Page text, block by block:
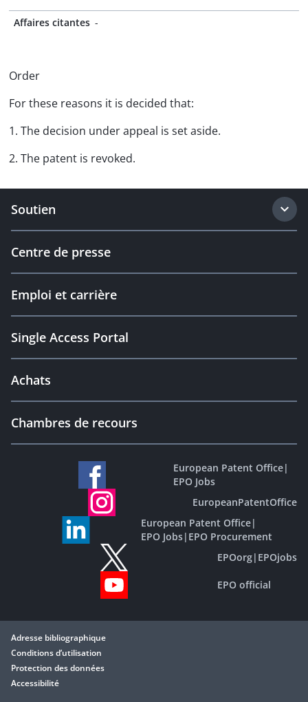
Affaires citantes -
Order
For these reasons it is decided that:
1. The decision under appeal is set aside.
2. The patent is revoked.
Soutien
Centre de presse
Emploi et carrière
Single Access Portal
Achats
Chambres de recours
European Patent Office|
EPO Jobs
EuropeanPatentOffice
European Patent Office|
EPO Jobs| EPO Procurement
EPOorg| EPOjobs
EPO official
Adresse bibliographique
Conditions d’utilisation
Protection des données
Accessibilité